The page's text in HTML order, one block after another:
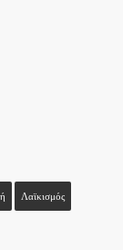
Λαϊκισμός